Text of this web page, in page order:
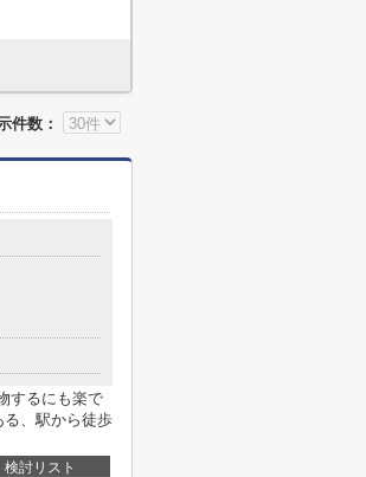
件数：
するにも楽で
、駅から徒歩
検討リスト